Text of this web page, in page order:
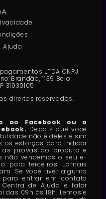
Ajuda
LTDA CNPJ
Brandão, 1139 Belo
31030105
direitos reservados.
ao Facebook ou a
Depois que você
não é deles e sim
os esforços para indicar
provas do produto e
não vendemos o seu e-
para terceiros. Jamais
Se você tiver alguma
entrar em contato
de Ajuda e falar
09h ás 18h. Lemos e